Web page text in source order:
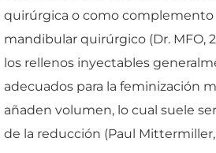
quirúrgica o como
mandibular quirúrgico (Dr. MFO,
los rellenos inyectables
adecuados para la feminización
añaden volumen, lo cual suele
de la reducción (Paul Mittermiller,